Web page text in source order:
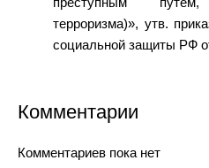
терроризма)», утв.
социальной защиты РФ
Комментарии
Комментариев пока нет